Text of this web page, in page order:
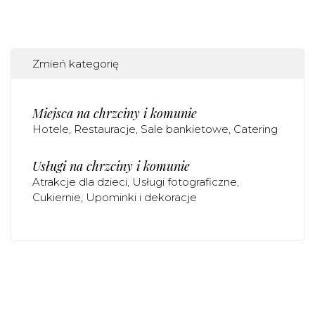
Zmień kategorię
Miejsca na chrzciny i komunie
Hotele Restauracje Sale bankietowe Catering
Usługi na chrzciny i komunie
Atrakcje dla dzieci Usługi fotograficzne
Cukiernie Upominki i dekoracje